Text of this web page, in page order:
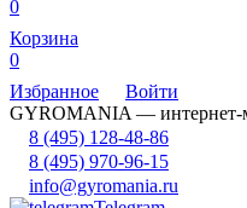
0
Корзина
0
Избранное
Войти
GYROMANIA — интернет-
8 (495) 128-48-86
8 (495) 970-96-15
info@gyromania.ru